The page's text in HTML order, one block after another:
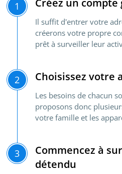
1 Créez un
Il suffit d'entrer votre
créerons votre propre
prêt à surveiller leur
2 Choisissez votre
Les besoins de chacun
proposons donc
votre famille et les
3
Commencez à
détendu